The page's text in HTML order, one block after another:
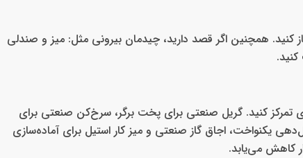
کنید. همچنین اگر قصد دارید، چیدمان بیرونی مثل: میز و صندلی
کنید.
تمرکز کنید. گریل صنعتی برای پخت برگر، سرخ‌کن صنعتی برای
یکنواخت، اجاق گاز صنعتی و میز کار استیل برای آماده‌سازی
کاهش می‌یابد.